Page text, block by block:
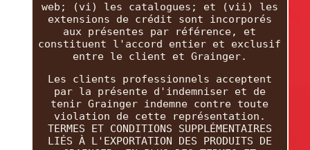
web; (vi) les catalogues; et (vii) les
extensions de crédit sont incorporés
aux présentes par référence, et
constituent l'accord entier et exclusif
entre le client et Grainger.
Les clients professionnels acceptent
par la présente d'indemniser et de
tenir Grainger indemne contre toute
violation de cette représentation.
TERMES ET CONDITIONS SUPPLÉMENTAIRES
LIÉS À L'EXPORTATION DES PRODUITS DE